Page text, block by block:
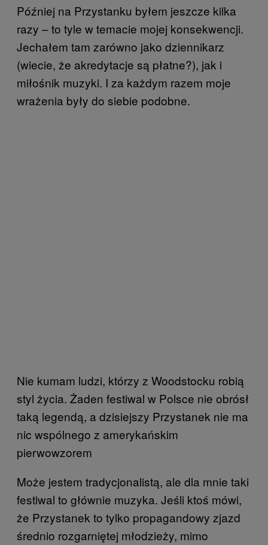
Później na Przystanku byłem jeszcze kilka
razy – to tyle w temacie mojej konsekwencji.
Jechałem tam zarówno jako dziennikarz
(wiecie, że akredytacje są płatne?), jak i
miłośnik muzyki. I za każdym razem moje
wrażenia były do siebie podobne.
Nie kumam ludzi, którzy z Woodstocku robią
styl życia. Żaden festiwal w Polsce nie obrósł
taką legendą, a dzisiejszy Przystanek nie ma
nic wspólnego z amerykańskim
pierwowzorem
Może jestem tradycjonalistą, ale dla mnie taki
festiwal to głównie muzyka. Jeśli ktoś mówi,
że Przystanek to tylko propagandowy zjazd
średnio rozgarniętej młodzieży, mimo